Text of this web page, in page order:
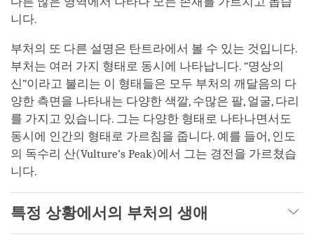
니다.
부처의 또 다른 설명은 탄트라에서 볼 수 있는 것입니다.
부처는 여러 가지 형태로 동시에 나타납니다. “명상의
신”이라고 불리는 이 형태들은 모두 부처의 깨달음의 다
양한 측면을 나타내는 다양한 색깔, 수많은 팔, 얼굴, 다리
를 가지고 있습니다. 그는 다양한 형태로 나타나면서도
동시에 인간의 형태로 가르침을 줍니다. 예를 들어, 인도
의 독수리 산(Vulture’s Peak)에서 그는 경전을 가르쳤습
니다.
특정 상황에서의 부처의 생애